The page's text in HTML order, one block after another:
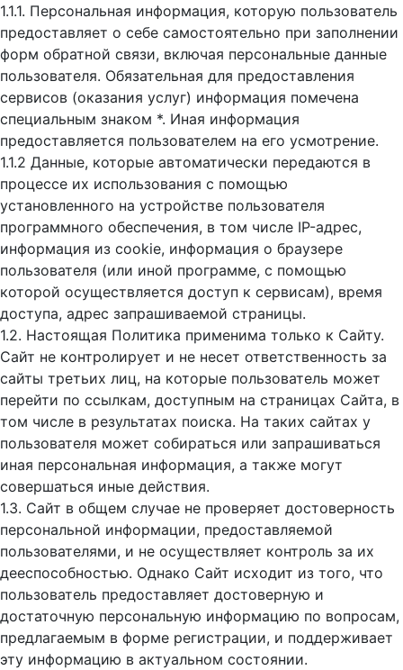
1.1.1. Персональная информация, которую пользователь
предоставляет о себе самостоятельно при заполнении
форм обратной связи, включая персональные данные
пользователя. Обязательная для предоставления
сервисов (оказания услуг) информация помечена
специальным знаком *. Иная информация
предоставляется пользователем на его усмотрение.
1.1.2 Данные, которые автоматически передаются в
процессе их использования с помощью
установленного на устройстве пользователя
программного обеспечения, в том числе IP-адрес,
информация из cookie, информация о браузере
пользователя (или иной программе, с помощью
которой осуществляется доступ к cервисам), время
доступа, адрес запрашиваемой страницы.
1.2. Настоящая Политика применима только к Сайту.
Сайт не контролирует и не несет ответственность за
сайты третьих лиц, на которые пользователь может
перейти по ссылкам, доступным на страницах Сайта, в
том числе в результатах поиска. На таких сайтах у
пользователя может собираться или запрашиваться
иная персональная информация, а также могут
совершаться иные действия.
1.3. Сайт в общем случае не проверяет достоверность
персональной информации, предоставляемой
пользователями, и не осуществляет контроль за их
дееспособностью. Однако Сайт исходит из того, что
пользователь предоставляет достоверную и
достаточную персональную информацию по вопросам,
предлагаемым в форме регистрации, и поддерживает
эту информацию в актуальном состоянии.